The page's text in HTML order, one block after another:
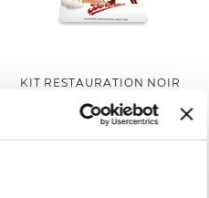
KIT RESTAURATION NOIR
#BERKELCARE